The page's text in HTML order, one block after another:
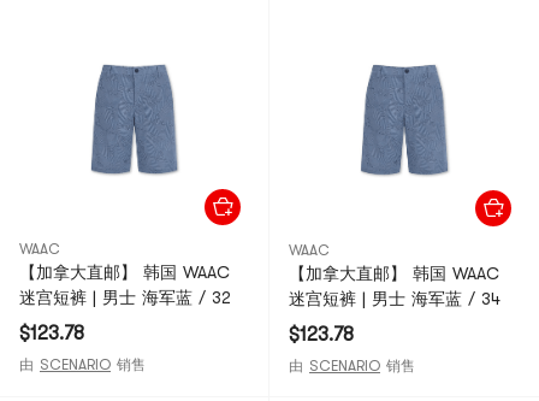
WAAC
【加拿大直邮】 韩国 WAAC
迷宫短裤 | 男士 海军蓝 / 32
$123.78
由 SCENARIO 销售
WAAC
【加拿大直邮】 韩国 WAAC
迷宫短裤 | 男士 海军蓝 / 34
$123.78
由 SCENARIO 销售